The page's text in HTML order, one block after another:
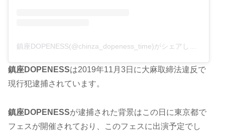
鎮座DOPENESS(@chinza_dopeness_time)がシェアした投稿
鎮座DOPENESSは2019年11月3日に大麻取締法違反で
現行犯逮捕されています。
鎮座DOPENESSが逮捕された背景はこの日に東京都で
フェスが開催されており、このフェスに出演予定でし